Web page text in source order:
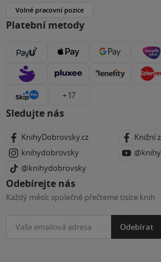
Volné pracovní pozice
Platební metody
+ 17
Sledujte nás
KnihyDobrovsky.cz
Knižní
knihydobrovsky
@knihydobrovsky
Odebírejte nás
Každý měsíc společně přečteme tisíce knih
Odebírat